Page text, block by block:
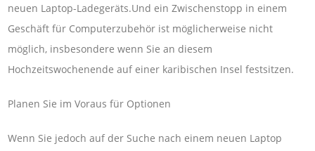
neuen Laptop-Ladegeräts.Und ein Zwischenstopp in einem
Geschäft für Computerzubehör ist möglicherweise nicht
möglich, insbesondere wenn Sie an diesem
Hochzeitswochenende auf einer karibischen Insel festsitzen.
Planen Sie im Voraus für Optionen
Wenn Sie jedoch auf der Suche nach einem neuen Laptop